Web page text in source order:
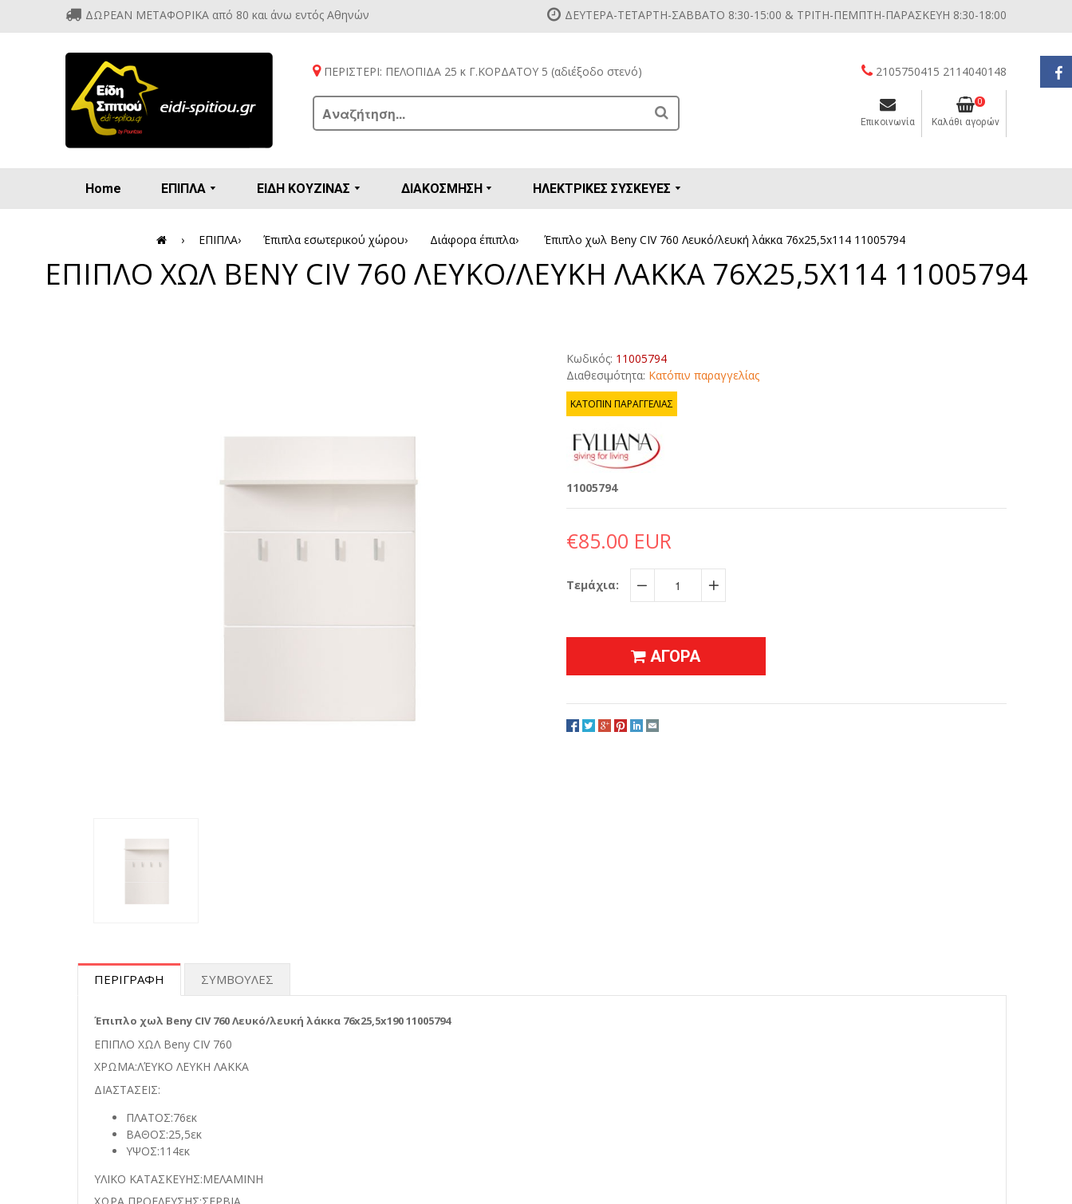
ΔΩΡΕΑΝ ΜΕΤΑΦΟΡΙΚΑ από 80 και άνω εντός Αθηνών ΔΕΥΤΕΡΑ-ΤΕΤΑΡΤΗ-ΣΑΒΒΑΤΟ 8:30-15:00 & ΤΡΙΤΗ-ΠΕΜΠΤΗ-ΠΑΡΑΣΚΕΥΗ 8:30-18:00
ΠΕΡΙΣΤΕΡΙ: ΠΕΛΟΠΙΔΑ 25 κ Γ.ΚΟΡΔΑΤΟΥ 5 (αδιέξοδο στενό) 2105750415 2114040148
Επικοινωνία
0
Καλάθι αγορών
Home ΕΠΙΠΛΑ ΕΙΔΗ ΚΟΥΖΙΝΑΣ ΔΙΑΚΟΣΜΗΣΗ ΗΛΕΚΤΡΙΚΕΣ ΣΥΣΚΕΥΕΣ
› ΕΠΙΠΛΑ› Έπιπλα εσωτερικού χώρου› Διάφορα έπιπλα› Έπιπλο χωλ Beny CIV 760 Λευκό/λευκή λάκκα 76x25,5x114 11005794
ΕΠΙΠΛΟ ΧΩΛ BENY CIV 760 ΛΕΥΚΟ/ΛΕΥΚΗ ΛΑΚΚΑ 76X25,5X114 11005794
Κωδικός: 11005794
Διαθεσιμότητα: Κατόπιν παραγγελίας
ΚΑΤΟΠΙΝ ΠΑΡΑΓΓΕΛΙΑΣ
11005794
€85.00 EUR
Τεμάχια:
− +
ΑΓΟΡΑ
ΠΕΡΙΓΡΑΦΗ ΣΥΜΒΟΥΛΕΣ
Έπιπλο χωλ Beny CIV 760 Λευκό/λευκή λάκκα 76x25,5x190 11005794
ΕΠΙΠΛΟ ΧΩΛ Beny CIV 760
ΧΡΩΜΑ:ΛΈΥΚΟ ΛΕΥΚΗ ΛΑΚΚΑ
ΔΙΑΣΤΑΣΕΙΣ:
ΠΛΑΤΟΣ:76εκ
ΒΑΘΟΣ:25,5εκ
ΥΨΟΣ:114εκ
ΥΛΙΚΟ ΚΑΤΑΣΚΕΥΗΣ:ΜΕΛΑΜΙΝΗ